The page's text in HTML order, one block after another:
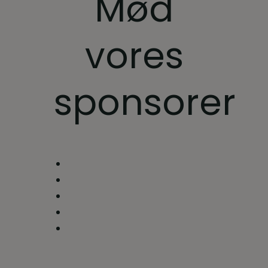
vores
sponsorer